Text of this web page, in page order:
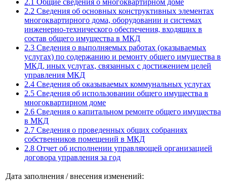
2.2 Сведения об основных конструктивных элементах
многоквартирного дома, оборудовании и системах
инженерно-технического обеспечения, входящих в
состав общего имущества в МКД
2.3 Сведения о выполняемых работах (оказываемых
услугах) по содержанию и ремонту общего имущества в
МКД, иных услугах, связанных с достижением целей
управления МКД
2.4 Сведения об оказываемых коммунальных услугах
2.5 Сведения об использовании общего имущества в
многоквартирном доме
2.6 Сведения о капитальном ремонте общего имущества
в МКД
2.7 Сведения о проведенных общих собраниях
собственников помещений в МКД
2.8 Отчет об исполнении управляющей организацией
договора управления за год
Дата заполнения / внесения изменений: